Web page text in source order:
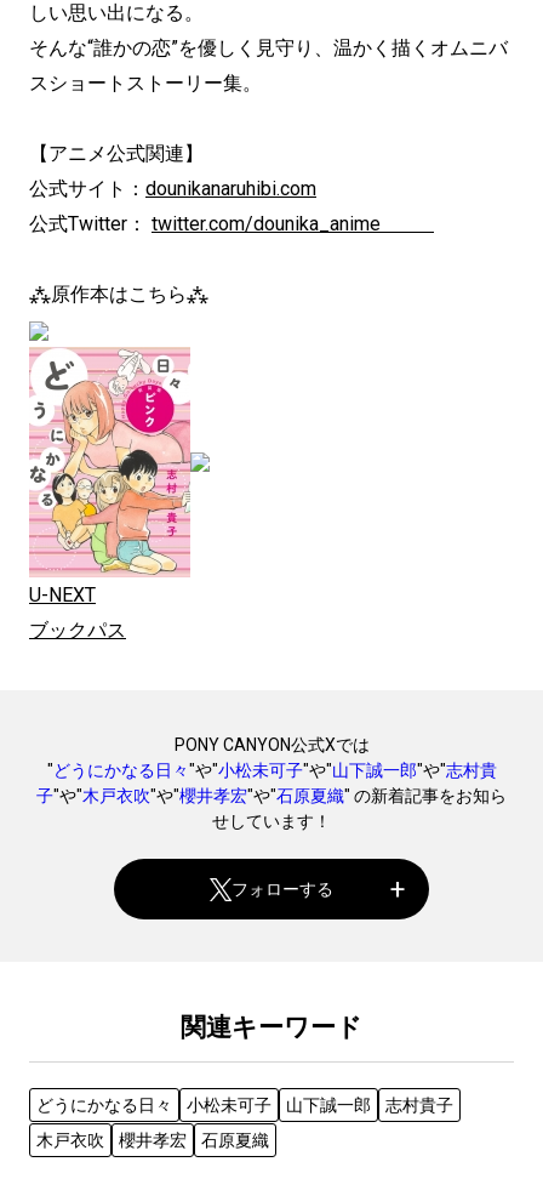
しい思い出になる。
そんな“誰かの恋”を優しく見守り、温かく描くオムニバ
スショートストーリー集。
【アニメ公式関連】
公式サイト： dounikanaruhibi.com
公式Twitter： twitter.com/dounika_anime
⁂原作本はこちら⁂
U-NEXT
ブックパス
PONY CANYON公式Xでは
"どうにかなる日々"や"小松未可子"や"山下誠一郎"や"志村貴
子"や"木戸衣吹"や"櫻井孝宏"や"石原夏織" の新着記事をお知ら
せしています！
フォローする
関連キーワード
どうにかなる日々 小松未可子 山下誠一郎
志村貴子
木戸衣吹
櫻井孝宏 石原夏織